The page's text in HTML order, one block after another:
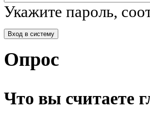
Укажите пароль,
Опрос
Что вы считаете